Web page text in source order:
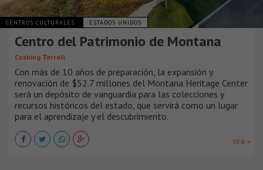
CENTROS CULTURALES ESTADOS UNIDOS
Centro del Patrimonio de Montana
Cushing Terrell
Con más de 10 años de preparación, la expansión y
renovación de $52.7 millones del Montana Heritage Center
será un depósito de vanguardia para las colecciones y
recursos históricos del estado, que servirá como un lugar
para el aprendizaje y el descubrimiento.
VER +